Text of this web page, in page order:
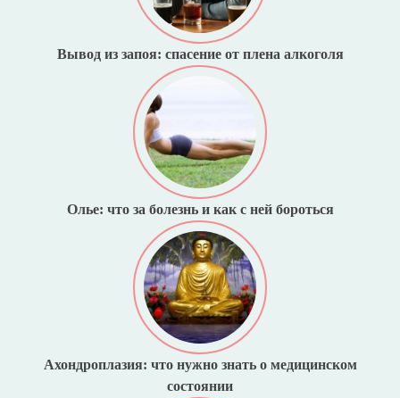
Вывод из запоя: спасение от плена алкоголя
Олье: что за болезнь и как с ней бороться
Ахондроплазия: что нужно знать о медицинском
состоянии